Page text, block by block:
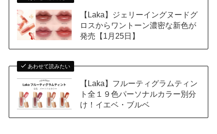
【Laka】ジェリーイングヌードグ
ロスからワントーン濃密な新色が
発売【1月25日】
あわせて読みたい
【Laka】フルーティグラムティン
ト全１９色パーソナルカラー別分
け！イエベ・ブルベ